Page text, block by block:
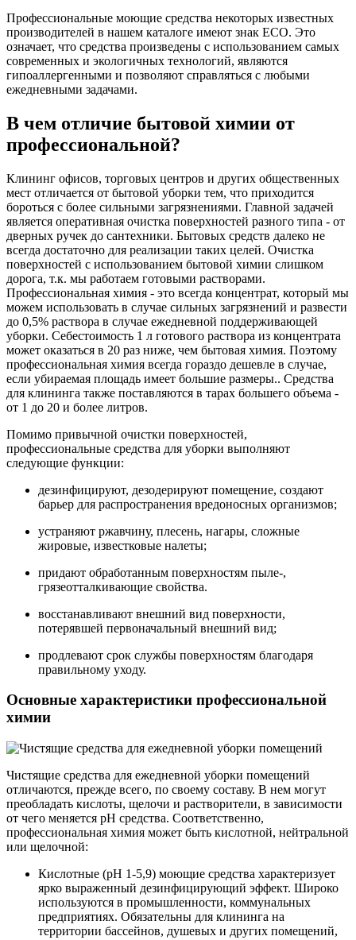
Профессиональные моющие средства некоторых известных
производителей в нашем каталоге имеют знак ECO. Это
означает, что средства произведены с использованием самых
современных и экологичных технологий, являются
гипоаллергенными и позволяют справляться с любыми
ежедневными задачами.
В чем отличие бытовой химии от
профессиональной?
Клининг офисов, торговых центров и других общественных
мест отличается от бытовой уборки тем, что приходится
бороться с более сильными загрязнениями. Главной задачей
является оперативная очистка поверхностей разного типа - от
дверных ручек до сантехники. Бытовых средств далеко не
всегда достаточно для реализации таких целей. Очистка
поверхностей с использованием бытовой химии слишком
дорога, т.к. мы работаем готовыми растворами.
Профессиональная химия - это всегда концентрат, который мы
можем использовать в случае сильных загрязнений и развести
до 0,5% раствора в случае ежедневной поддерживающей
уборки. Себестоимость 1 л готового раствора из концентрата
может оказаться в 20 раз ниже, чем бытовая химия. Поэтому
профессиональная химия всегда гораздо дешевле в случае,
если убираемая площадь имеет большие размеры.. Средства
для клининга также поставляются в тарах большего объема -
от 1 до 20 и более литров.
Помимо привычной очистки поверхностей,
профессиональные средства для уборки выполняют
следующие функции:
дезинфицируют, дезодерируют помещение, создают
барьер для распространения вредоносных организмов;
устраняют ржавчину, плесень, нагары, сложные
жировые, известковые налеты;
придают обработанным поверхностям пыле-,
грязеотталкивающие свойства.
восстанавливают внешний вид поверхности,
потерявшей первоначальный внешний вид;
продлевают срок службы поверхностям благодаря
правильному уходу.
Основные характеристики профессиональной
химии
Чистящие средства для ежедневной уборки помещений
отличаются, прежде всего, по своему составу. В нем могут
преобладать кислоты, щелочи и растворители, в зависимости
от чего меняется pH средства. Соответственно,
профессиональная химия может быть кислотной, нейтральной
или щелочной:
Кислотные (pH 1-5,9) моющие средства характеризует
ярко выраженный дезинфицирующий эффект. Широко
используются в промышленности, коммунальных
предприятиях. Обязательны для клининга на
территории бассейнов, душевых и других помещений,